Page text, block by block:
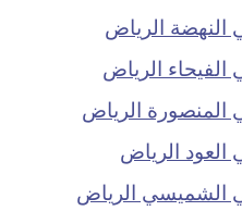
الرياض
الرياض
الرياض
الرياض
الشميسي الرياض